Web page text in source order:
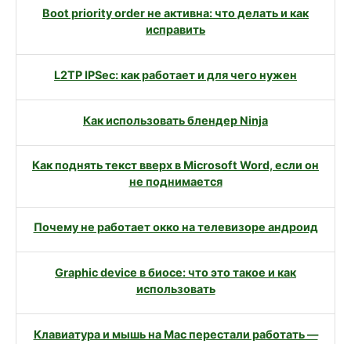
Boot priority order не активна: что делать и как
исправить
L2TP IPSec: как работает и для чего нужен
Как использовать блендер Ninja
Как поднять текст вверх в Microsoft Word, если он
не поднимается
Почему не работает окко на телевизоре андроид
Graphic device в биосе: что это такое и как
использовать
Клавиатура и мышь на Mac перестали работать —